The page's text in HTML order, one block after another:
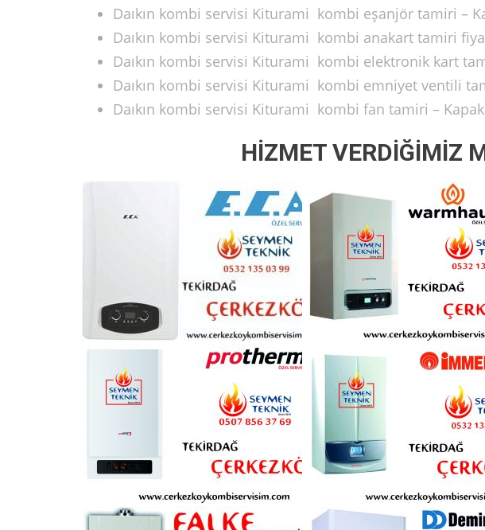
Daıkın kombi servisi Kiturami kombi eşanjör tamiri –
Daıkın kombi servisi Kiturami kombi anakart tamiri
Daıkın kombi servisi Kiturami kombi elektronik kart
Daıkın kombi servisi Kiturami kombi emniyet ventili
Daıkın kombi servisi Kiturami kombi fan tamiri –
HİZMET VERDİĞİMİZ